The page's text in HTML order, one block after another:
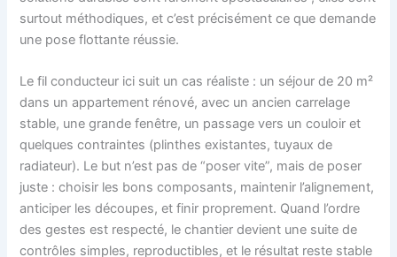
surtout méthodiques, et c’est précisément ce que demande
une pose flottante réussie.
Le fil conducteur ici suit un cas réaliste : un séjour de 20 m²
dans un appartement rénové, avec un ancien carrelage
stable, une grande fenêtre, un passage vers un couloir et
quelques contraintes (plinthes existantes, tuyaux de
radiateur). Le but n’est pas de “poser vite”, mais de poser
juste : choisir les bons composants, maintenir l’alignement,
anticiper les découpes, et finir proprement. Quand l’ordre
des gestes est respecté, le chantier devient une suite de
contrôles simples, reproductibles, et le résultat reste stable